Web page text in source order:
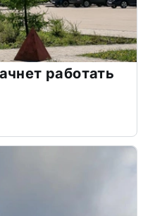
работать